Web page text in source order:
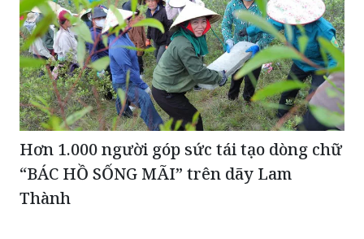
Hơn 1.000 người góp sức tái tạo dòng chữ
“BÁC HỒ SỐNG MÃI” trên dãy Lam
Thành